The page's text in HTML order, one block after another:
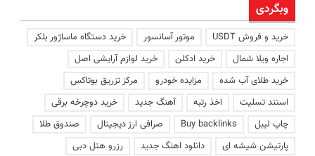
وبگردی
خرید و فروش USDT موتور آسانسور
خرید دستگاه ماساژور بلکر
اجاره ویلا شمال
خرید ادکلن
خرید لوازم آرایشی اصل
خرید طلای آب شده
مزایده خودرو
مرکز تزریق بوتاکس
استند تسلیت
اخذ رتبه آهنگ جدید
خرید دوچرخه برقی
چاپ لیبل
Buy backlinks صرافی ارز دیجیتال
صندوق طلا
پارتیشن شیشه ای
دانلود اهنگ جدید
رزرو هتل دبی